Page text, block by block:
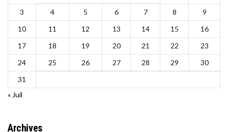
3
4 5 6 7 8
9
10
11 12 13 14 15
16
17
18 19 20 21 22
23
24
25 26 27 28 29
30
31
« Juil
Archives